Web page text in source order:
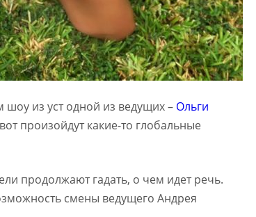
из уст одной из ведущих – Ольги
произойдут какие-то глобальные
продолжают гадать, о чем идет речь.
смены ведущего Андрея